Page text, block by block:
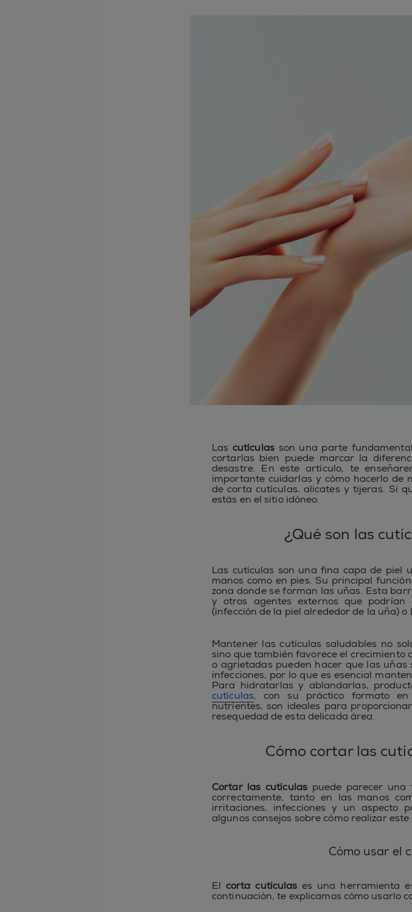
Las cutículasson una parte
cortarlas bien puede marcar la
desastre. En este artículo, te
importante cuidarlas y cómo hacerlo de
de corta cutículas, alicates y tijeras. Si
estás en el sitio idóneo.
¿Qué son las
Las cutículas son una fina capa de piel
manos como en pies. Su principal
zona donde se forman las uñas. Esta
y otros agentes externos que podrían
(infección de la piel alrededor de la uña)
Mantener las cutículas saludables no
sino que también favorece el crecimiento
o agrietadas pueden hacer que las
infecciones, por lo que es esencial
Para hidratarlas y ablandarlas,
cutículas, con su práctico formato
nutrientes, son ideales para
resequedad de esta delicada área.
Cómo cortar las
Cortar las cutículaspuede parecer una
correctamente, tanto en las manos
irritaciones, infecciones y un aspecto
algunos consejos sobre cómo realizar
Cómo usar el
Elcorta cutículas es una herramienta
continuación, te explicamos cómo usarlo